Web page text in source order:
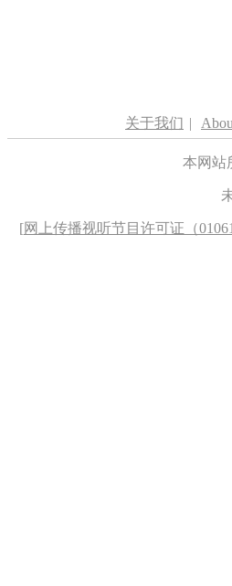
关于我们 |
本网站
[网上传播视听节目许可证（